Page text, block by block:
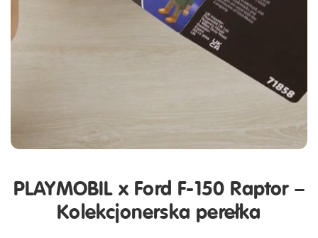
PLAYMOBIL x Ford F-150 Raptor –
Kolekcjonerska perełka